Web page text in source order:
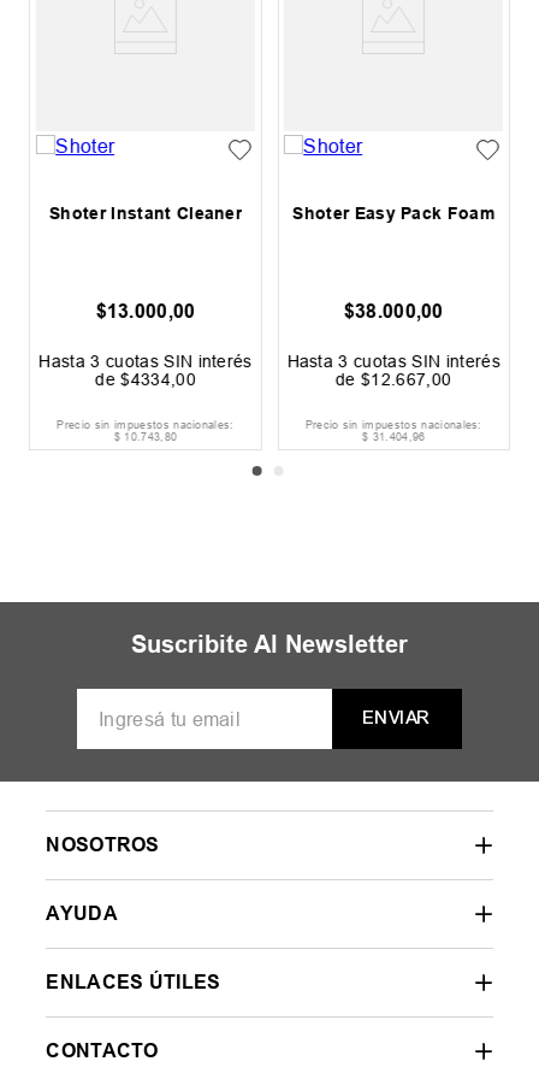
Shoter Instant Cleaner
$13.000,00
Hasta3 cuotas SIN interés
de$4334,00
Precio sin impuestos nacionales:
$ 10.743,80
Shoter Easy Pack Foam
$38.000,00
Hasta3 cuotas SIN interés
de $12 .667 00
Precio sin impuestos nacionales:
$ 31.404,96
Suscribite Al Newsletter
ENVIAR
NOSOTROS
AYUDA
ENLACES ÚTILES
CONTACTO